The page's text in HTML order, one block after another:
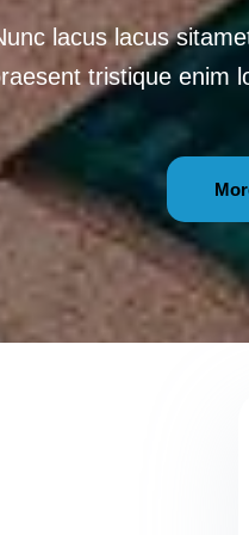
lacus lacus
tristique enim